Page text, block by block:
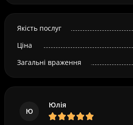
Якість послуг
Ціна
Загальні враження
Ю
Юлія